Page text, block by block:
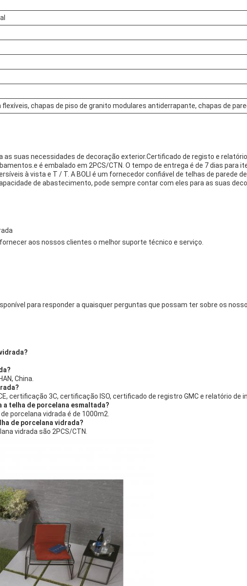
flexíveis, chapas de piso de granito modulares antiderrapante, chapas de
as suas necessidades de decoração exterior.Certificado de registo e
é embalado em 2PCS/CTN. O tempo de entrega é de 7 dias para
à vista e T / T. A BOLI é um fornecedor confiável de telhas de parede
de abastecimento, pode sempre contar com eles para as suas
aos nossos clientes o melhor suporte técnico e serviço.
para responder a quaisquer perguntas que possam ter sobre os
China.
certificação 3C, certificação ISO, certificado de registro GMC e relatório de
a telha de porcelana esmaltada?
porcelana vidrada é de 1000m2.
de porcelana vidrada?
vidrada são 2PCS/CTN.